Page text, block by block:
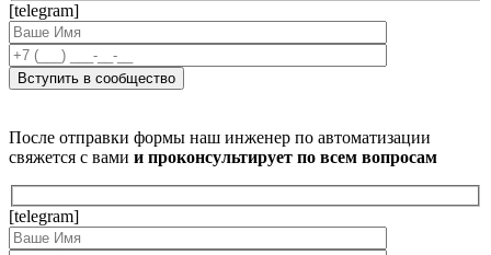
[telegram]
После отправки формы наш инженер по автоматизации
свяжется с вами и проконсультирует по всем вопросам
[telegram]